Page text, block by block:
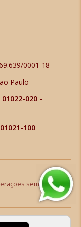
0001-18
Paulo
020 -
100
sem aviso